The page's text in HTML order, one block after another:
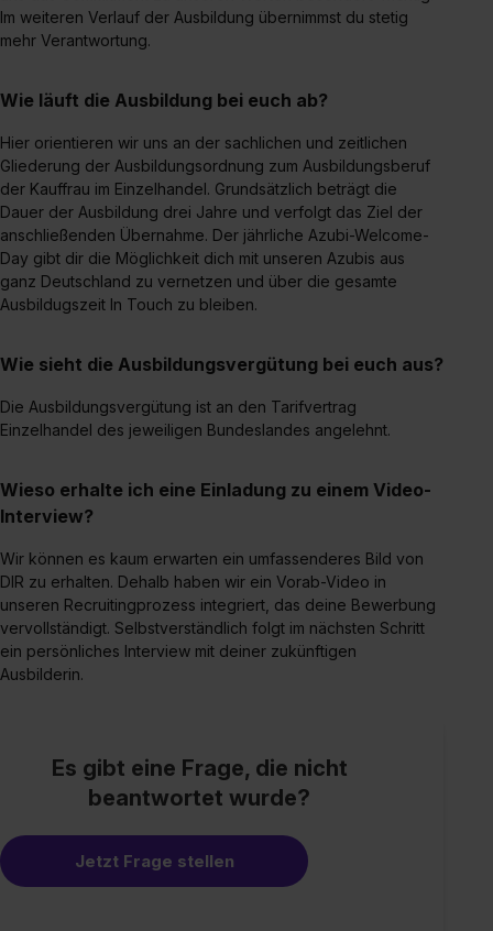
angemessenes Datenschutzniveau (EuGH – Schrems
II). Du kannst die von dir erteilte Einwilligung jederzeit mit
Datenschutzerklärung unter dem Punkt „Datenschutz-
einzelnen Cookies findest du durch Klick auf „Details
zeigen“. Weitere Informationen:Datenschutzerklärung
Impressum.
Im weiteren Verlauf der Ausbildung übernimmst du stetig
mehr Verantwortung.
Wie läuft die Ausbildung bei euch ab?
Hier orientieren wir uns an der sachlichen und zeitlichen
Gliederung der Ausbildungsordnung zum Ausbildungsberuf
der Kauffrau im Einzelhandel. Grundsätzlich beträgt die
Dauer der Ausbildung drei Jahre und verfolgt das Ziel der
anschließenden Übernahme. Der jährliche Azubi-Welcome-
Day gibt dir die Möglichkeit dich mit unseren Azubis aus
ganz Deutschland zu vernetzen und über die gesamte
Ausbildugszeit In Touch zu bleiben.
Wie sieht die Ausbildungsvergütung bei euch aus?
Die Ausbildungsvergütung ist an den Tarifvertrag
Einzelhandel des jeweiligen Bundeslandes angelehnt.
Wieso erhalte ich eine Einladung zu einem Video-
Interview?
Wir können es kaum erwarten ein umfassenderes Bild von
DIR zu erhalten. Dehalb haben wir ein Vorab-Video in
unseren Recruitingprozess integriert, das deine Bewerbung
vervollständigt. Selbstverständlich folgt im nächsten Schritt
ein persönliches Interview mit deiner zukünftigen
Ausbilderin.
Es gibt eine Frage, die nicht
beantwortet wurde?
Jetzt Frage stellen